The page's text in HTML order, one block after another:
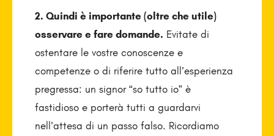
2. Quindi è importante (oltre che utile)
osservare e fare domande. Evitate di
ostentare le vostre conoscenze e
competenze o di riferire tutto all’esperienza
pregressa: un signor “so tutto io” è
fastidioso e porterà tutti a guardarvi
nell’attesa di un passo falso. Ricordiamo